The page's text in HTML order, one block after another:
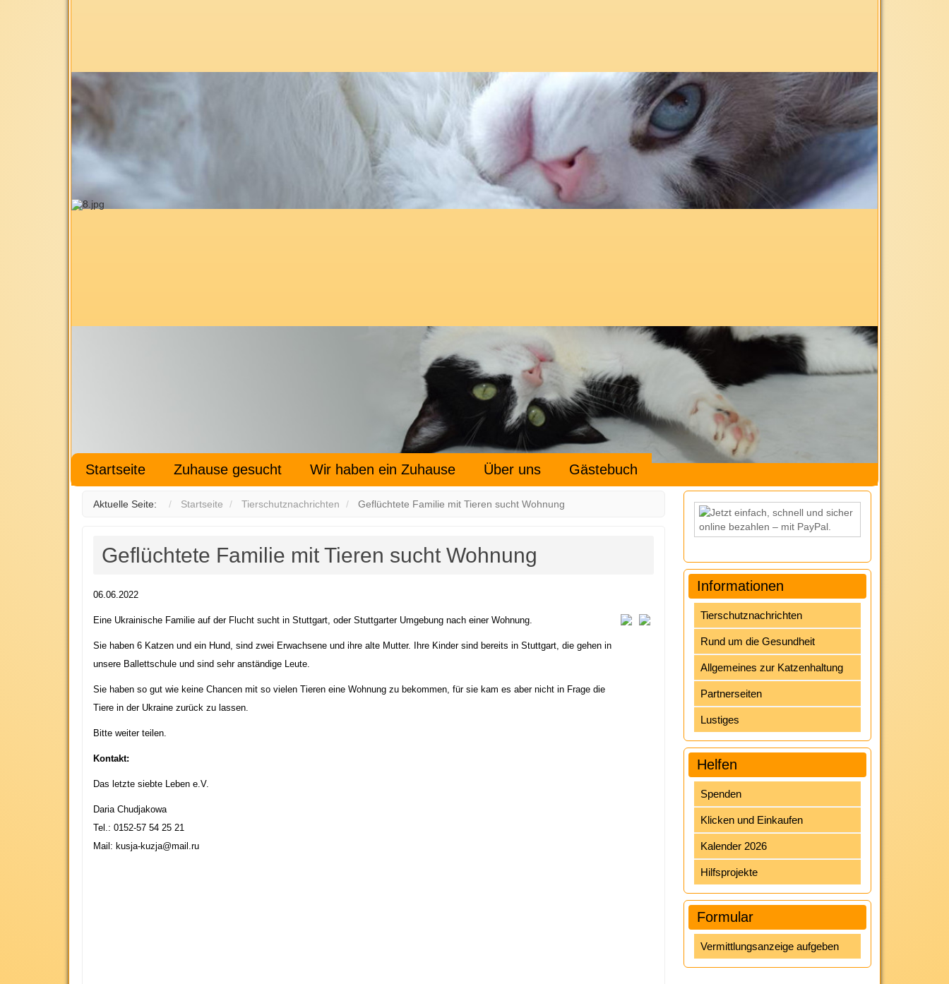
Startseite Zuhause gesucht Wir haben ein Zuhause Über uns Gästebuch
Aktuelle Seite: Startseite Tierschutznachrichten Geflüchtete Familie mit Tieren sucht Wohnung
Geflüchtete Familie mit Tieren sucht Wohnung
06.06.2022
Eine Ukrainische Familie auf der Flucht sucht in Stuttgart, oder Stuttgarter Umgebung nach einer Wohnung.
Sie haben 6 Katzen und ein Hund, sind zwei Erwachsene und ihre alte Mutter. Ihre Kinder sind bereits in Stuttgart, die gehen in
unsere Ballettschule und sind sehr anständige Leute.
Sie haben so gut wie keine Chancen mit so vielen Tieren eine Wohnung zu bekommen, für sie kam es aber nicht in Frage die
Tiere in der Ukraine zurück zu lassen.
Bitte weiter teilen.
Kontakt:
Das letzte siebte Leben e.V.
Daria Chudjakowa
Tel.: 0152-57 54 25 21
Mail: kusja-kuzja@mail.ru
Informationen
Tierschutznachrichten
Rund um die Gesundheit
Allgemeines zur Katzenhaltung
Partnerseiten
Lustiges
Helfen
Spenden
Klicken und Einkaufen
Kalender 2026
Hilfsprojekte
Formular
Vermittlungsanzeige aufgeben